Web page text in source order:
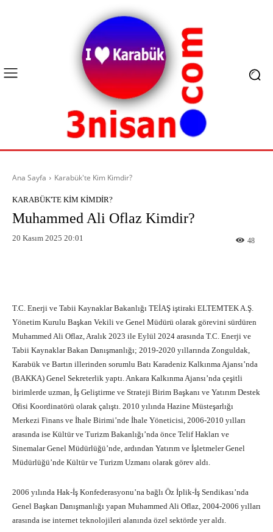
Ana Sayfa Karabük'te Kim Kimdir?
KARABÜK'TE KIM KIMDIR?
Muhammed Ali Oflaz Kimdir?
20 Kasım 2025 20:01 48
T.C. Enerji ve Tabii Kaynaklar Bakanlığı TEİAŞ iştiraki ELTEMTEK A.Ş.
Yönetim Kurulu Başkan Vekili ve Genel Müdürü olarak görevini sürdüren
Muhammed Ali Oflaz, Aralık 2023 ile Eylül 2024 arasında T.C. Enerji ve
Tabii Kaynaklar Bakan Danışmanlığı; 2019-2020 yıllarında Zonguldak,
Karabük ve Bartın illerinden sorumlu Batı Karadeniz Kalkınma Ajansı’nda
(BAKKA) Genel Sekreterlik yaptı. Ankara Kalkınma Ajansı’nda çeşitli
birimlerde uzman, İş Geliştirme ve Strateji Birim Başkanı ve Yatırım Destek
Ofisi Koordinatörü olarak çalıştı. 2010 yılında Hazine Müsteşarlığı
Merkezi Finans ve İhale Birimi’nde İhale Yöneticisi, 2006-2010 yılları
arasında ise Kültür ve Turizm Bakanlığı’nda önce Telif Hakları ve
Sinemalar Genel Müdürlüğü’nde, ardından Yatırım ve İşletmeler Genel
Müdürlüğü’nde Kültür ve Turizm Uzmanı olarak görev aldı.
2006 yılında Hak-İş Konfederasyonu’na bağlı Öz İplik-İş Sendikası’nda
Genel Başkan Danışmanlığı yapan Muhammed Ali Oflaz, 2004-2006 yılları
arasında ise internet teknolojileri alanında özel sektörde yer aldı.